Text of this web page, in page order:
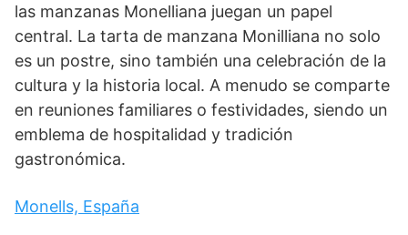
las manzanas Monelliana juegan un papel
central. La tarta de manzana Monilliana no solo
es un postre, sino también una celebración de la
cultura y la historia local. A menudo se comparte
en reuniones familiares o festividades, siendo un
emblema de hospitalidad y tradición
gastronómica.
Monells, España